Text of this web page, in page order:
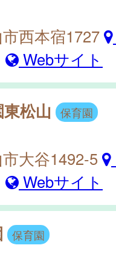
西本宿1727
Webサイト
松山
保育園
大谷1492-5
Webサイト
保育園